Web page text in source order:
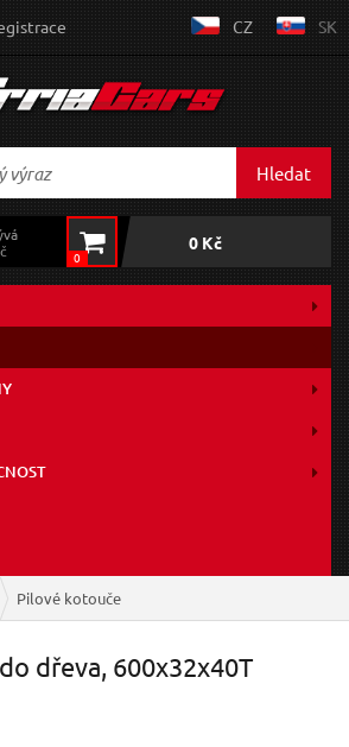
CZ SK
Hledat
0
0 Kč
Pilové kotouče
dřeva, 600x32x40T